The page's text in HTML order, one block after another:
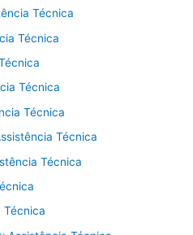
Técnica
Técnica
Técnica
Técnica
Técnica
Técnica
Técnica